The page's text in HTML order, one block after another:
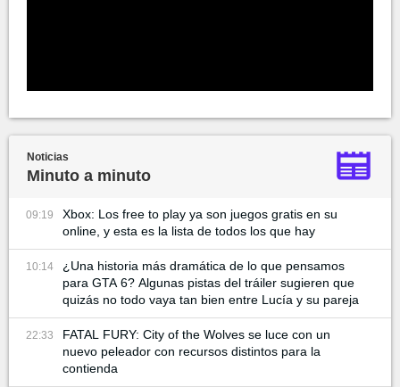
Noticias
Minuto a minuto
09:19
Xbox: Los free to play ya son juegos gratis en su
online, y esta es la lista de todos los que hay
10:14
¿Una historia más dramática de lo que pensamos
para GTA 6? Algunas pistas del tráiler sugieren que
quizás no todo vaya tan bien entre Lucía y su pareja
22:33
FATAL FURY: City of the Wolves se luce con un
nuevo peleador con recursos distintos para la
contienda